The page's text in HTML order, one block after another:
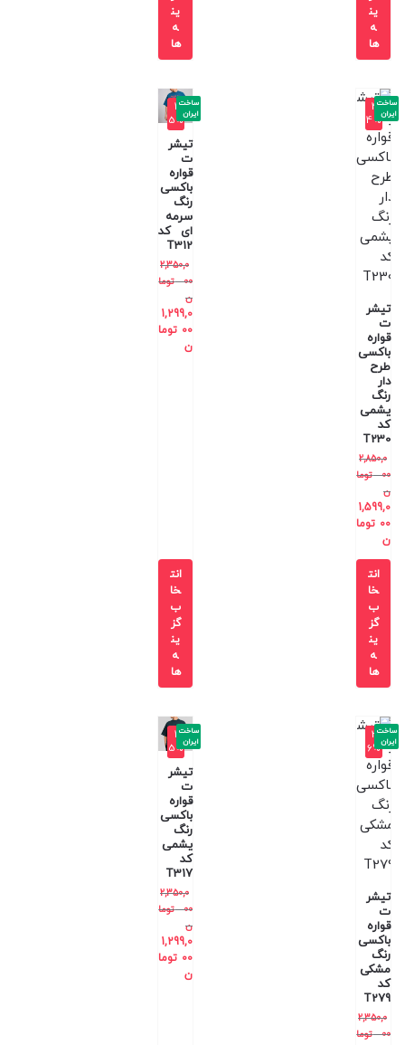
ین
ه
ها
ین
ه
ها
-4
4%
تیشر
ت
قواره
باکسی
طرح
دار
رنگ
یشمی
کد
T230
2,850,0
00
توما
ن
1,599,0
00 توما
ن
ساخت
ایران
انت
خا
ب
گز
ین
ه
ها
-4
5%
تیشر
ت
قواره
باکسی
رنگ
سرمه
ای کد
T312
2,350,0
00
توما
ن
1,299,0
00 توما
ن
ساخت
ایران
انت
خا
ب
گز
ین
ه
ها
-3
6%
تیشر
ت
قواره
باکسی
رنگ
مشکی
کد
T279
2,350,0
00
توما
ساخت
ایران
-4
5%
تیشر
ت
قواره
باکسی
رنگ
یشمی
کد
T317
2,350,0
00
توما
ن
1,299,0
00 توما
ن
ساخت
ایران